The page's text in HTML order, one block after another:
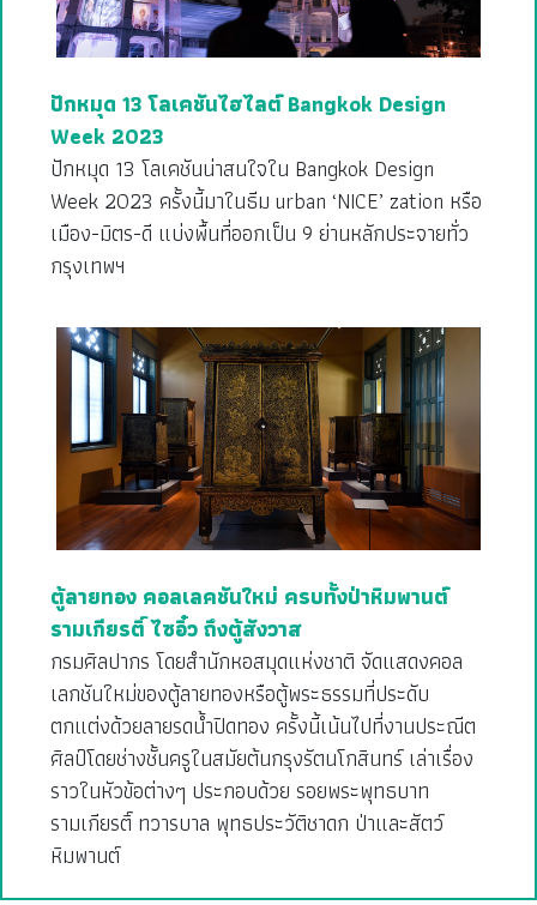
ปักหมุด 13 โลเคชันไฮไลต์ Bangkok Design
Week 2023
ปักหมุด 13 โลเคชันน่าสนใจใน Bangkok Design
Week 2023 ครั้งนี้มาในธีม urban ‘NICE’ zation หรือ
เมือง-มิตร-ดี แบ่งพื้นที่ออกเป็น 9 ย่านหลักประจายทั่ว
กรุงเทพฯ
ตู้ลายทอง คอลเลคชันใหม่ ครบทั้งป่าหิมพานต์
รามเกียรติ์ ไซอิ๋ว ถึงตู้สังวาส
กรมศิลปากร โดยสำนักหอสมุดแห่งชาติ จัดแสดงคอล
เลกชันใหม่ของตู้ลายทองหรือตู้พระธรรมที่ประดับ
ตกแต่งด้วยลายรดน้ำปิดทอง ครั้งนี้เน้นไปที่งานประณีต
ศิลป์โดยช่างชั้นครูในสมัยต้นกรุงรัตนโกสินทร์ เล่าเรื่อง
ราวในหัวข้อต่างๆ ประกอบด้วย รอยพระพุทธบาท
รามเกียรติ์ ทวารบาล พุทธประวัติชาดก ป่าและสัตว์
หิมพานต์